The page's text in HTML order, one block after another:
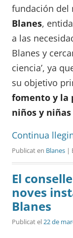
fundación del
Blanes,
a las
Blanes y
ciencia’, ya
su objetivo
fomento y la
niños y niñas
Continua
Publicat en Blanes |
El
noves
Blanes
Publicat el22 de